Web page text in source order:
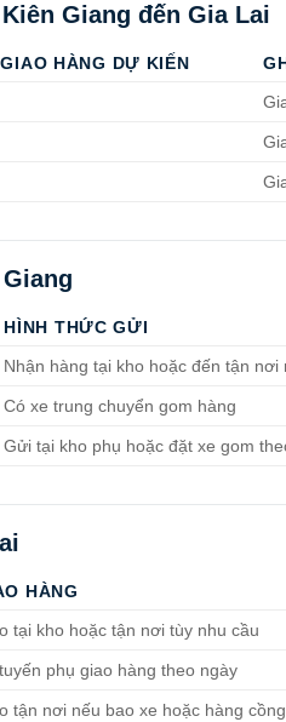
Giang đến Gia Lai
HÀNG DỰ KIẾN
HÌNH THỨC GỬI
Nhận hàng tại kho hoặc đến tận
Có xe trung chuyển gom hàng
Gửi tại kho phụ hoặc đặt xe gom
HÀNG
tại kho hoặc tận nơi tùy nhu cầu
phụ giao hàng theo ngày
tận nơi nếu bao xe hoặc hàng